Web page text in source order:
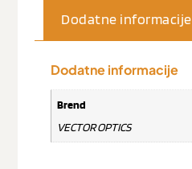
Dodatne informacije
Dodatne informacije
Brend
VECTOR OPTICS